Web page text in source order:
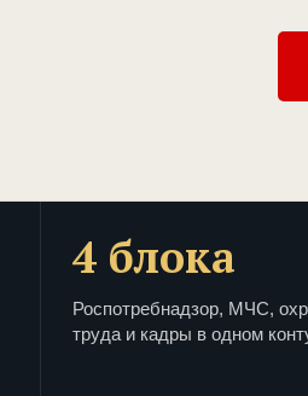
4 блока
Роспотребнадзор, МЧС,
труда и кадры в одном